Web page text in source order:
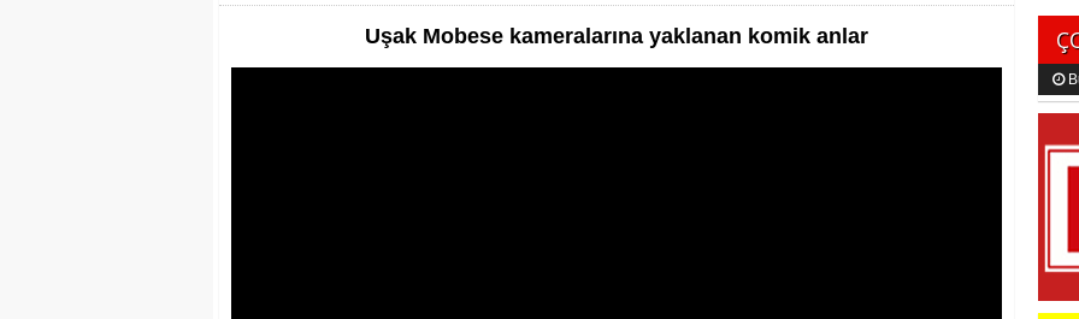
Uşak Mobese kameralarına yaklanan komik anlar